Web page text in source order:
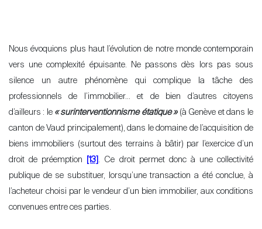
Nous évoquions plus haut l’évolution de notre monde contemporain
vers une complexité épuisante. Ne passons dès lors pas sous
silence un autre phénomène qui complique la tâche des
professionnels de l’immobilier… et de bien d’autres citoyens
d’ailleurs : le « surinterventionnisme étatique »(à Genève et dans le
canton de Vaud principalement), dans le domaine de l’acquisition de
biens immobiliers (surtout des terrains à bâtir) par l’exercice d’un
droit de préemption
[13] . Ce droit permet donc à une collectivité
publique de se substituer, lorsqu’une transaction a été conclue, à
l’acheteur choisi par le vendeur d’un bien immobilier, aux conditions
convenues entre ces parties.